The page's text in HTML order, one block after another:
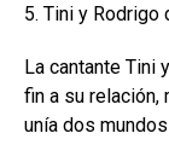
5. Tini y Rodrigo
La cantante Tini
fin a su relación,
unía dos